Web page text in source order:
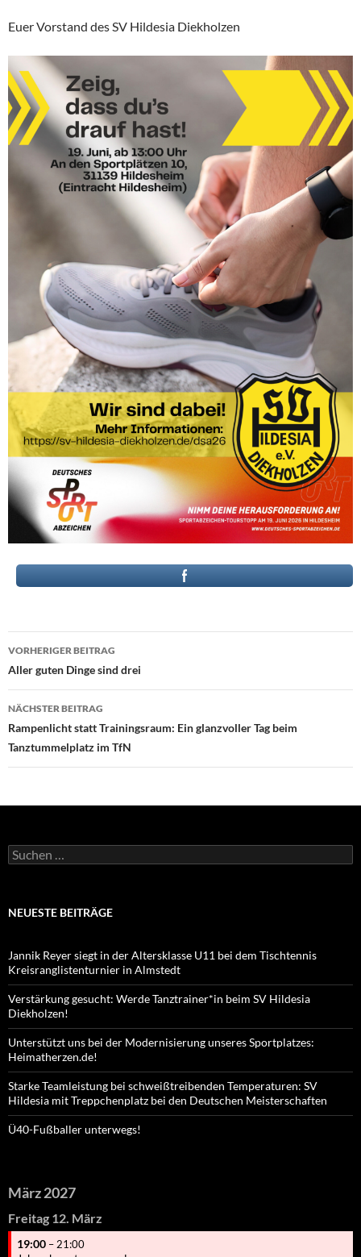
Euer Vorstand des SV Hildesia Diekholzen
Beitragsnavigation
VORHERIGER BEITRAG
Aller guten Dinge sind drei
NÄCHSTER BEITRAG
Rampenlicht statt Trainingsraum: Ein glanzvoller Tag beim
Tanztummelplatz im TfN
Suchen
nach:
NEUESTE BEITRÄGE
Jannik Reyer siegt in der Altersklasse U11 bei dem Tischtennis
Kreisranglistenturnier in Almstedt
Verstärkung gesucht: Werde Tanztrainer*in beim SV Hildesia
Diekholzen!
Unterstützt uns bei der Modernisierung unseres Sportplatzes:
Heimatherzen.de!
Starke Teamleistung bei schweißtreibenden Temperaturen: SV
Hildesia mit Treppchenplatz bei den Deutschen Meisterschaften
Ü40-Fußballer unterwegs!
März 2027
Freitag 12. März
19:00 – 21:00